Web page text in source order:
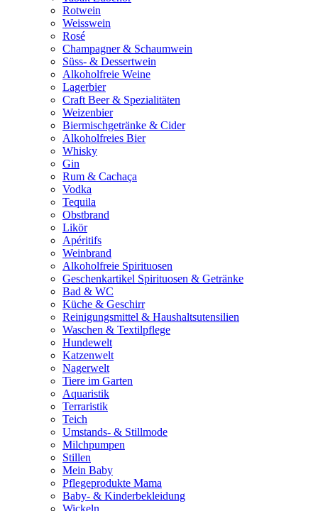
Rotwein
Weisswein
Rosé
Champagner & Schaumwein
Süss- & Dessertwein
Alkoholfreie Weine
Lagerbier
Craft Beer & Spezialitäten
Weizenbier
Biermischgetränke & Cider
Alkoholfreies Bier
Whisky
Gin
Rum & Cachaça
Vodka
Tequila
Obstbrand
Likör
Apéritifs
Weinbrand
Alkoholfreie Spirituosen
Geschenkartikel Spirituosen & Getränke
Bad & WC
Küche & Geschirr
Reinigungsmittel & Haushaltsutensilien
Waschen & Textilpflege
Hundewelt
Katzenwelt
Nagerwelt
Tiere im Garten
Aquaristik
Terraristik
Teich
Umstands- & Stillmode
Milchpumpen
Stillen
Mein Baby
Pflegeprodukte Mama
Baby- & Kinderbekleidung
Wickeln